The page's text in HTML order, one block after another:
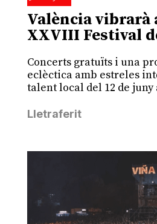
València vibrarà
XXVIII Festival
Concerts gratuïts i una
eclèctica amb estreles
talent local del 12 de
Lletraferit